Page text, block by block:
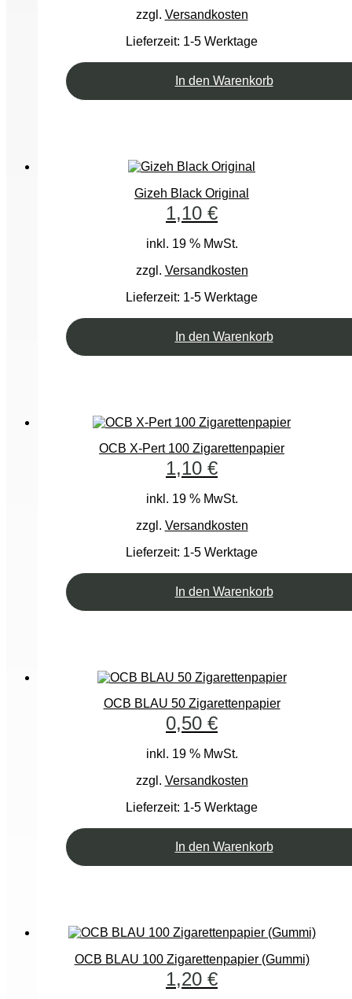
zzgl. Versandkosten
Lieferzeit: 1-5 Werktage
In den Warenkorb
Gizeh Black Original
1,10 €
inkl. 19 % MwSt.
zzgl. Versandkosten
Lieferzeit: 1-5 Werktage
In den Warenkorb
OCB X-Pert 100 Zigarettenpapier
1,10 €
inkl. 19 % MwSt.
zzgl. Versandkosten
Lieferzeit: 1-5 Werktage
In den Warenkorb
OCB BLAU 50 Zigarettenpapier
0,50 €
inkl. 19 % MwSt.
zzgl. Versandkosten
Lieferzeit: 1-5 Werktage
In den Warenkorb
OCB BLAU 100 Zigarettenpapier (Gummi)
1,20 €